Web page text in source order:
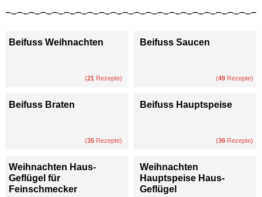
Beifuss Weihnachten
(21 Rezepte)
Beifuss Saucen
(49 Rezepte)
Beifuss Braten
(35 Rezepte)
Beifuss Hauptspeise
(36 Rezepte)
Weihnachten Haus-
Geflügel für
Feinschmecker
Weihnachten
Hauptspeise Haus-
Geflügel